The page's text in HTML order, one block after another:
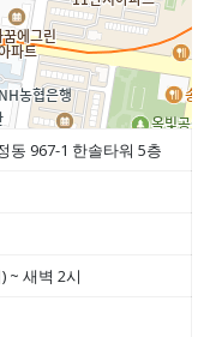
동 967-1 한솔타워 5층
~ 새벽 2시